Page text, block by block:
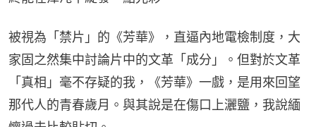
被視為「禁片」的《芳華》，直逼內地電檢制度，大
家固之然集中討論片中的文革「成分」。但對於文革
「真相」毫不存疑的我，《芳華》一戲，是用來回望
那代人的青春歲月。與其說是在傷口上灑鹽，我說緬